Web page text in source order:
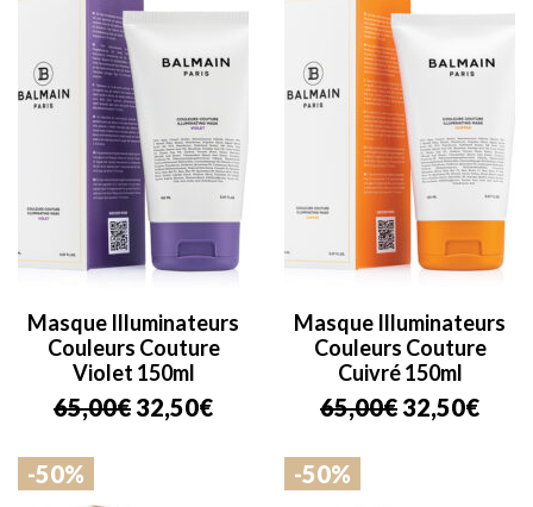
Masque Illuminateurs
Couleurs Couture
Violet 150ml
65,00€ Le
prix
32,50€Le
Masque Illuminateurs
Couleurs Couture
Cuivré 150ml
65,00€ Le
prix
32,50€Le
-50% -50%